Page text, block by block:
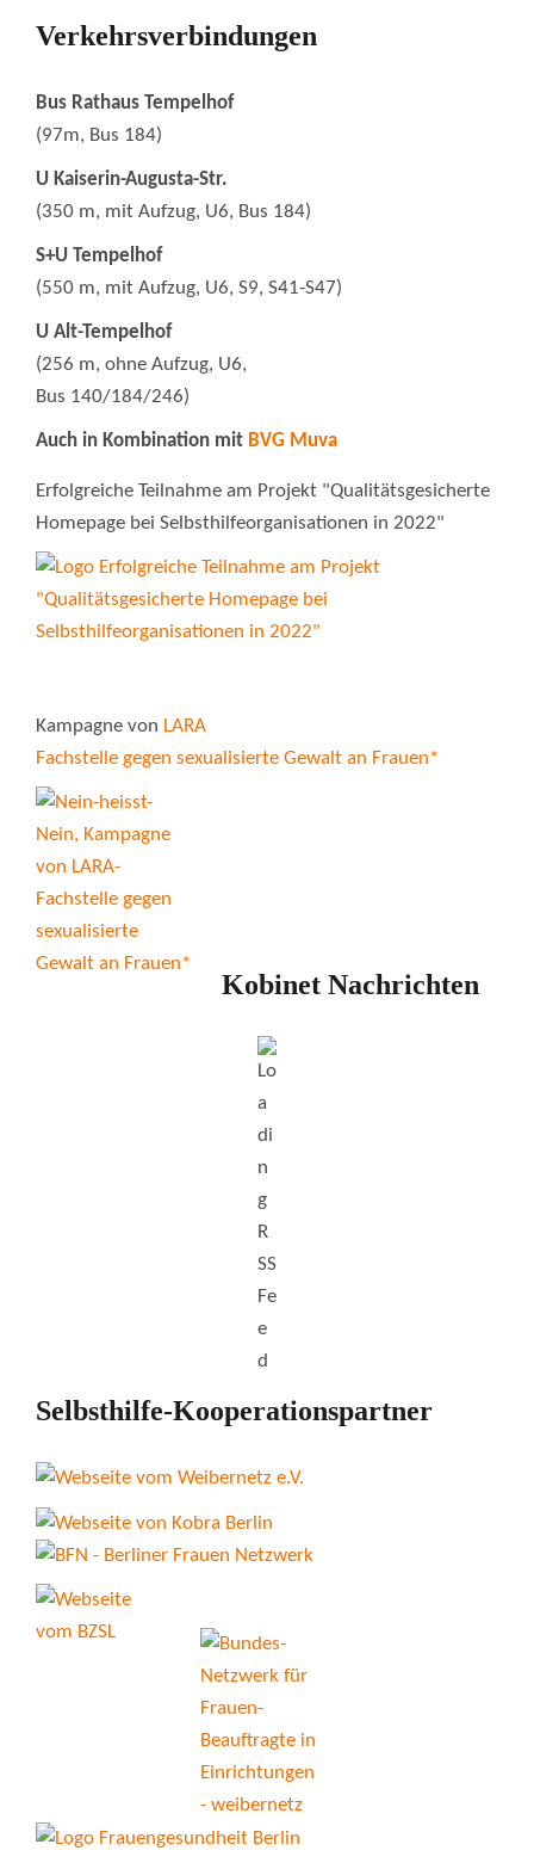
Verkehrsverbindungen
Bus Rathaus Tempelhof
(97m, Bus 184)
U Kaiserin-Augusta-Str.
(350 m, mit Aufzug, U6, Bus 184)
S+U Tempelhof
(550 m, mit Aufzug, U6, S9, S41-S47)
U Alt-Tempelhof
(256 m, ohne Aufzug, U6,
Bus 140/184/246)
Auch in Kombination mit BVG Muva
Erfolgreiche Teilnahme am Projekt "Qualitätsgesicherte
Homepage bei Selbsthilfeorganisationen in 2022"
Kampagne von LARA
Fachstelle gegen sexualisierte Gewalt an Frauen*
Kobinet Nachrichten
Selbsthilfe-Kooperationspartner